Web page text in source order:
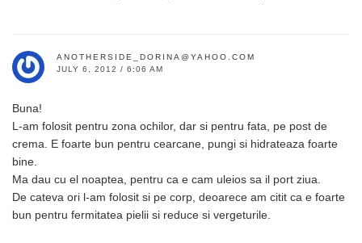
ANOTHERSIDE_DORINA@YAHOO.COM
JULY 6, 2012 / 6:06 AM
Buna!
L-am folosit pentru zona ochilor, dar si pentru fata, pe post de
crema. E foarte bun pentru cearcane, pungi si hidrateaza foarte
bine.
Ma dau cu el noaptea, pentru ca e cam uleios sa il port ziua.
De cateva ori l-am folosit si pe corp, deoarece am citit ca e foarte
bun pentru fermitatea pielii si reduce si vergeturile.